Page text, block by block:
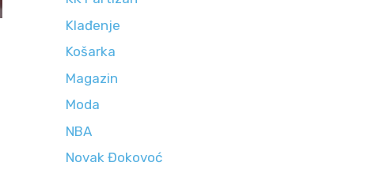
Klađenje
Košarka
Magazin
Moda
NBA
Novak Đokovoć